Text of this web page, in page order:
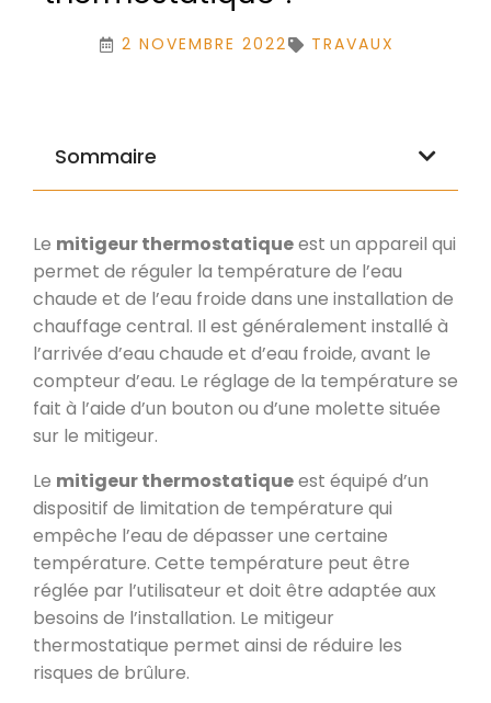
2 NOVEMBRE 2022 TRAVAUX
Sommaire
Le mitigeur thermostatiqueest un appareil qui
permet de réguler la température de l’eau
chaude et de l’eau froide dans une installation de
chauffage central. Il est généralement installé à
l’arrivée d’eau chaude et d’eau froide, avant le
compteur d’eau. Le réglage de la température se
fait à l’aide d’un bouton ou d’une molette située
sur le mitigeur.
Le mitigeur thermostatiqueest équipé d’un
dispositif de limitation de température qui
empêche l’eau de dépasser une certaine
température. Cette température peut être
réglée par l’utilisateur et doit être adaptée aux
besoins de l’installation. Le mitigeur
thermostatique permet ainsi de réduire les
risques de brûlure.